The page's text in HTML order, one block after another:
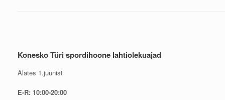
Konesko Türi spordihoone lahtiolekuajad
Alates 1.juunist
E-R: 10:00-20:00